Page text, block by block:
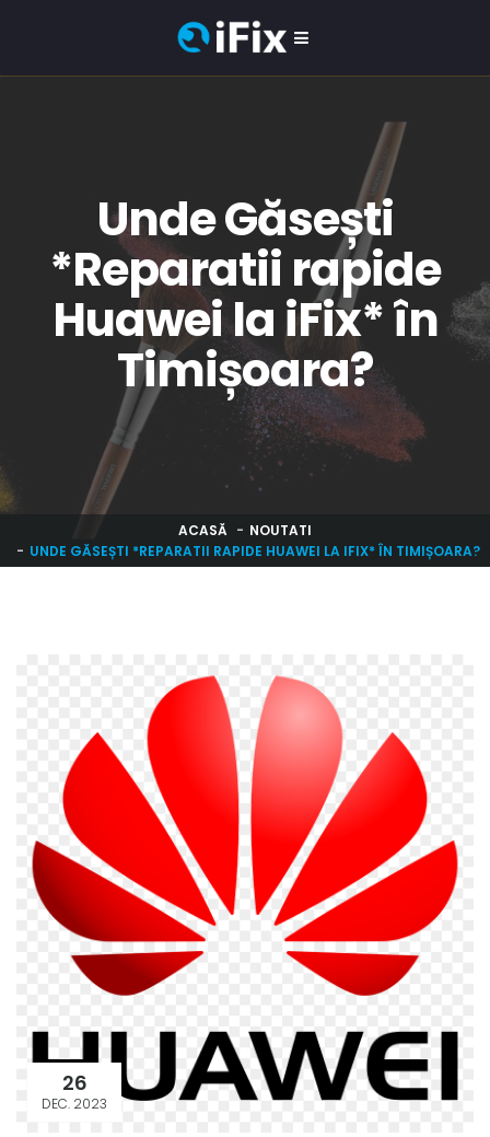
Unde Găsești
*Reparatii rapide
Huawei la iFix* în
Timișoara?
ACASĂ
NOUTATI
UNDE GĂSEȘTI *REPARATII RAPIDE HUAWEI LA IFIX* ÎN TIMIȘOARA?
26
DEC. 2023